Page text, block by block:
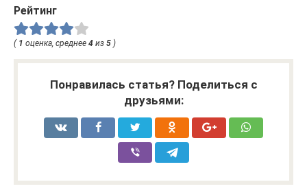
Рейтинг
( 1 оценка, среднее 4 из 5 )
Понравилась статья? Поделиться с
друзьями: